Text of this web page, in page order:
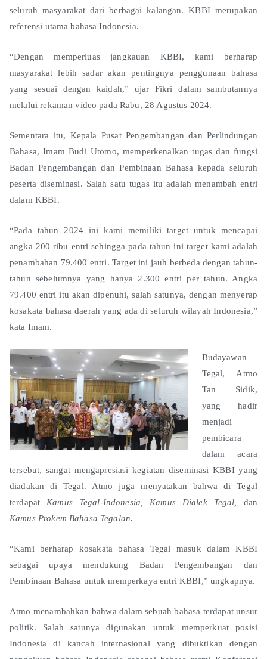
seluruh masyarakat dari berbagai kalangan. KBBI merupakan
referensi utama bahasa Indonesia.
“Dengan memperluas jangkauan KBBI, kami berharap
masyarakat lebih sadar akan pentingnya penggunaan bahasa
yang sesuai dengan kaidah,” ujar Fikri dalam sambutannya
melalui rekaman video pada Rabu, 28 Agustus 2024.
Sementara itu, Kepala Pusat Pengembangan dan Perlindungan
Bahasa, Imam Budi Utomo, memperkenalkan tugas dan fungsi
Badan Pengembangan dan Pembinaan Bahasa kepada seluruh
peserta diseminasi. Salah satu tugas itu adalah menambah entri
dalam KBBI.
“Pada tahun 2024 ini kami memiliki target untuk mencapai
angka 200 ribu entri sehingga pada tahun ini target kami adalah
penambahan 79.400 entri. Target ini jauh berbeda dengan tahun-
tahun sebelumnya yang hanya 2.300 entri per tahun. Angka
79.400 entri itu akan dipenuhi, salah satunya, dengan menyerap
kosakata bahasa daerah yang ada di seluruh wilayah Indonesia,”
kata Imam.
Budayawan
Tegal, Atmo
Tan Sidik,
yang hadir
menjadi
pembicara
dalam acara
tersebut, sangat mengapresiasi kegiatan diseminasi KBBI yang
diadakan di Tegal. Atmo juga menyatakan bahwa di Tegal
terdapatKamus Tegal-Indonesia, Kamus Dialek Tegal, dan
Kamus Prokem Bahasa Tegalan.
“Kami berharap kosakata bahasa Tegal masuk dalam KBBI
sebagai upaya mendukung Badan Pengembangan dan
Pembinaan Bahasa untuk memperkaya entri KBBI,” ungkapnya.
Atmo menambahkan bahwa dalam sebuah bahasa terdapat unsur
politik. Salah satunya digunakan untuk memperkuat posisi
Indonesia di kancah internasional yang dibuktikan dengan